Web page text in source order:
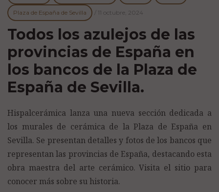
Plaza de España de Sevilla / 11 octubre, 2024
Todos los azulejos de las
provincias de España en
los bancos de la Plaza de
España de Sevilla.
Hispalcerámica lanza una nueva sección dedicada a
los murales de cerámica de la Plaza de España en
Sevilla. Se presentan detalles y fotos de los bancos que
representan las provincias de España, destacando esta
obra maestra del arte cerámico. Visita el sitio para
conocer más sobre su historia.